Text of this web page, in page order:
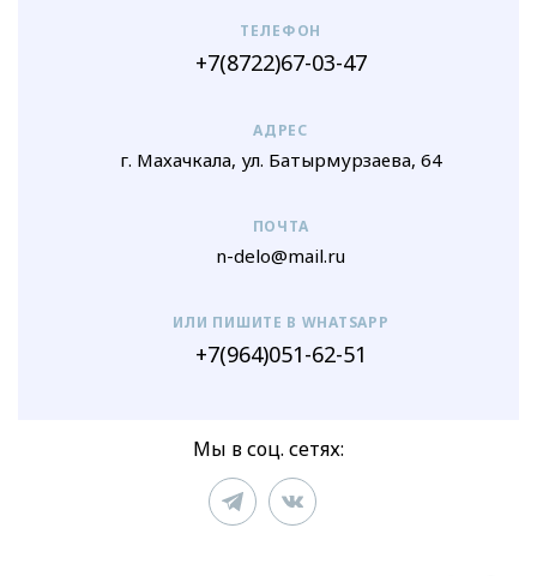
ТЕЛЕФОН
+7(8722)67-03-47
АДРЕС
г. Махачкала, ул. Батырмурзаева, 64
ПОЧТА
n-delo@mail.ru
ИЛИ ПИШИТЕ В WHATSAPP
+7(964)051-62-51
Мы в соц. сетях: